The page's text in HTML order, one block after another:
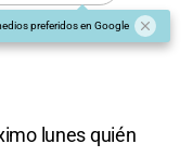
preferidos en Google
lunes quién